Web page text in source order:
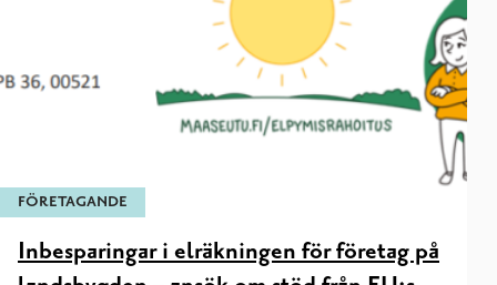
FÖRETAGANDE
Inbesparingar i elräkningen för företag på